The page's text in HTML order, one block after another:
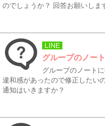
のでしょうか？ 回答お願いしま
LINE
グループのノー
グループのノート
違和感があったので修正したい
通知はいきますか？